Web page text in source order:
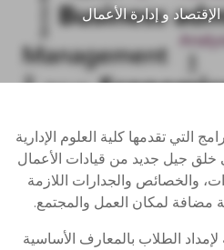
و إدارة الأعمال
التي تقدمها كلية العلوم الإدارية
خلق جيل جديد من قيادات الأعمال
والخصائص والجدارات اللازمة
مضافة لمكان العمل والمجتمع.
الطلاب بالمعارف الأساسية